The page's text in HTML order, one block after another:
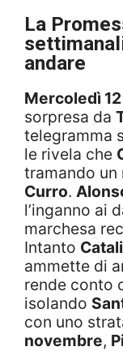
La
andare
Mercoledì
sorpresa da
telegramma
le rivela che
tramando
Curro.
l’inganno ai
marchesa
Intanto
ammette di
rende conto
isolando
con uno
novembre,